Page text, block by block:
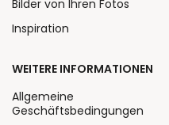
Bilder von Ihren Fotos
Inspiration
WEITERE INFORMATIONEN
Allgemeine
Geschäftsbedingungen